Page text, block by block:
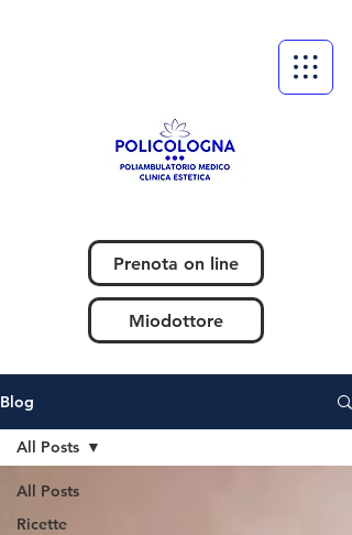
Prenota on line
Miodottore
Blog
All Posts
Ricette
All Posts